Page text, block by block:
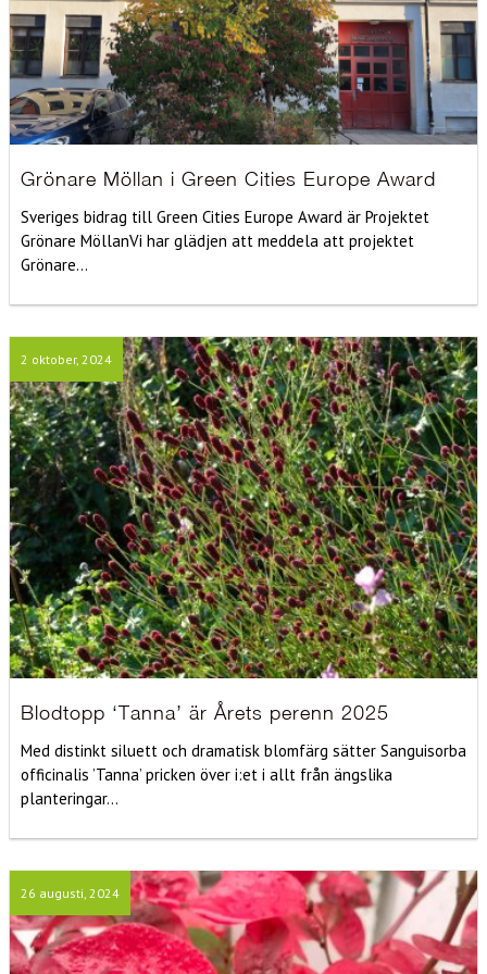
Grönare Möllan i Green Cities Europe Award
Sveriges bidrag till Green Cities Europe Award är Projektet
Grönare MöllanVi har glädjen att meddela att projektet
Grönare...
2 oktober, 2024
Blodtopp ‘Tanna’ är Årets perenn 2025
Med distinkt siluett och dramatisk blomfärg sätter Sanguisorba
officinalis ’Tanna’ pricken över i:et i allt från ängslika
planteringar...
26 augusti, 2024